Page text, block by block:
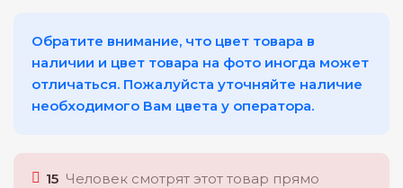
Обратите внимание, что цвет товара в
наличии и цвет товара на фото иногда может
отличаться. Пожалуйста уточняйте наличие
необходимого Вам цвета у оператора.
15 Человек смотрят этот товар прямо